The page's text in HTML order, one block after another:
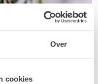
Over
cookies